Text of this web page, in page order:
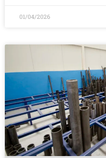
01/04/2026